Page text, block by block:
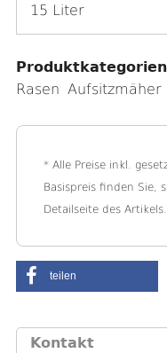
15 Liter
Rasen Aufsitzmäher
* Alle Preise inkl.
Basispreis finden Sie,
Detailseite des Artikels.
teilen
Kontakt